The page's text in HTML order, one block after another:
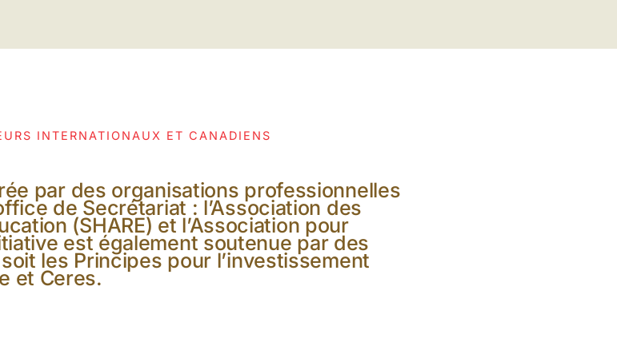
INTERNATIONAUX ET CANADIENS
par des organisations professionnelles
de Secrétariat : l’Association des
(SHARE) et l’Association pour
est également soutenue par des
les Principes pour l’investissement
et Ceres.